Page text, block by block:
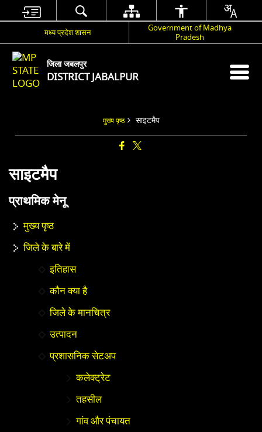
मध्य प्रदेश शासन
Government of Madhya
Pradesh
जिला जबलपुर
DISTRICT JABALPUR
मुख्य पृष्ठ साइटमैप
साइटमैप
प्राथमिक मेनू
मुख्य पृष्ठ
जिले के बारे में
इतिहास
कौन क्या है
जिले के मानचित्र
उत्पादन
प्रशासनिक सेटअप
कलेक्ट्रेट
तहसील
गांव और पंचायत